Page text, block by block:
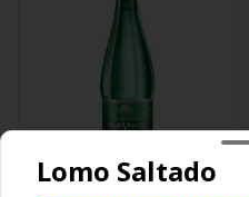
Porvenir con Gas
Lomo Saltado